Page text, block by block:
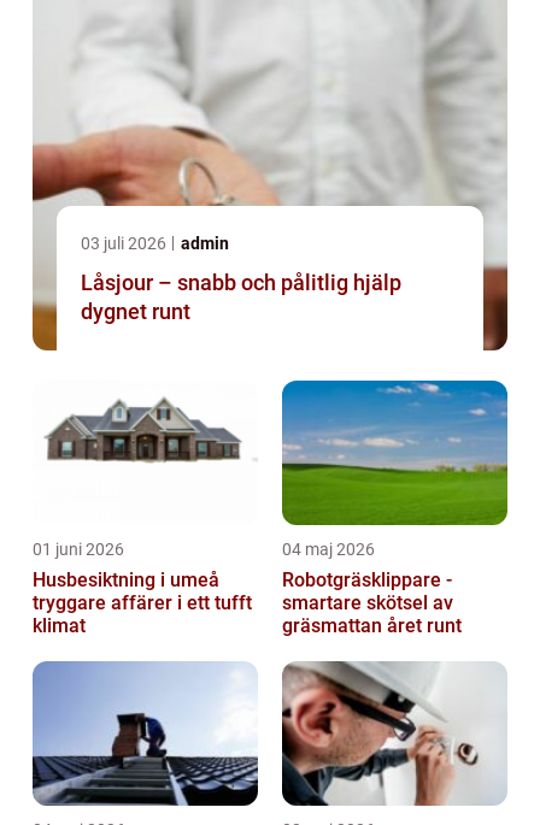
03 juli 2026 admin
Låsjour – snabb och pålitlig hjälp
dygnet runt
01 juni 2026
Husbesiktning i umeå
tryggare affärer i ett tufft
klimat
04 maj 2026
Robotgräsklippare -
smartare skötsel av
gräsmattan året runt